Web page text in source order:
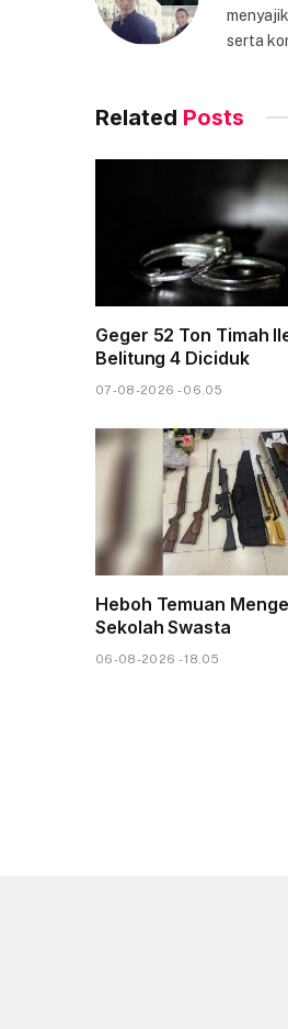
serta
Related Posts
Geger 52 Ton Timah
Belitung 4 Diciduk
07-08-2026 - 06.05
Heboh Temuan
Sekolah Swasta
06-08-2026 - 18.05